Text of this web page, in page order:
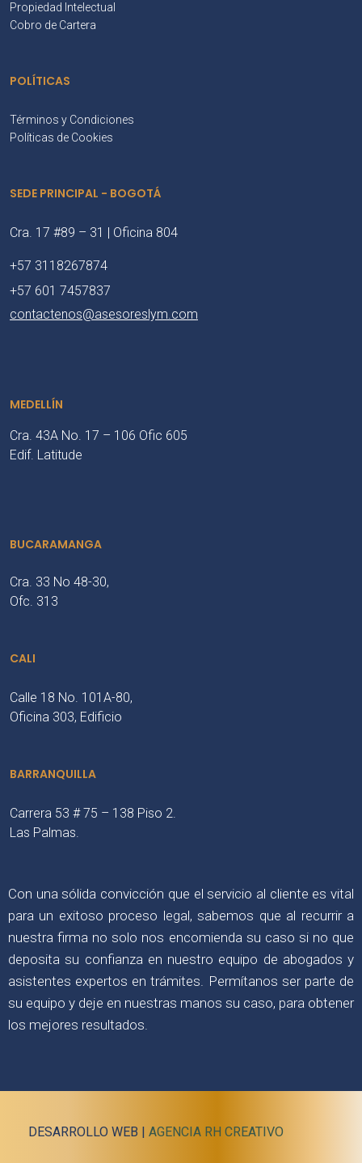
Propiedad Intelectual
Cobro de Cartera
POLÍTICAS
Términos y Condiciones
Políticas de Cookies
SEDE PRINCIPAL - BOGOTÁ
Cra. 17 #89 – 31 | Oficina 804
+57 3118267874
+57 601 7457837
contactenos@asesoreslym.com
MEDELLÍN
Cra. 43A No. 17 – 106 Ofic 605
Edif. Latitude
BUCARAMANGA
Cra. 33 No 48-30,
Ofc. 313
CALI
Calle 18 No. 101A-80,
Oficina 303, Edificio
BARRANQUILLA
Carrera 53 # 75 – 138 Piso 2.
Las Palmas.
Con una sólida convicción que el servicio al cliente es vital
para un exitoso proceso legal, sabemos que al recurrir a
nuestra firma no solo nos encomienda su caso si no que
deposita su confianza en nuestro equipo de abogados y
asistentes expertos en trámites. Permítanos ser parte de
su equipo y deje en nuestras manos su caso, para obtener
los mejores resultados.
DESARROLLO WEB | AGENCIA RH CREATIVO